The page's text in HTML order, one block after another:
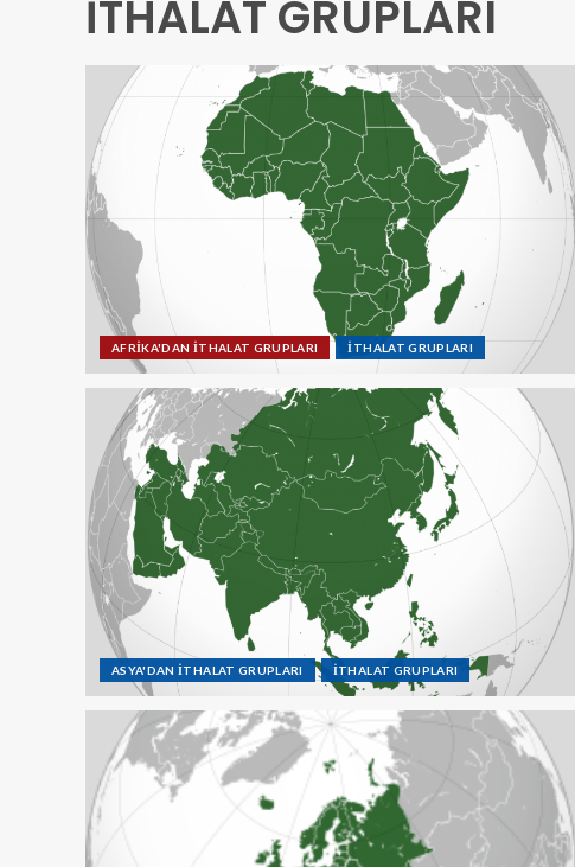
İTHALAT GRUPLARI
AFRİKA'DAN İTHALAT GRUPLARI İTHALAT GRUPLARI
ASYA'DAN İTHALAT GRUPLARI İTHALAT GRUPLARI